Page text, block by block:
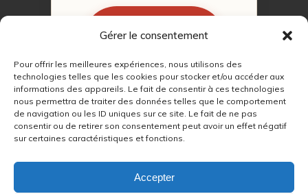
Gérer le consentement
Pour offrir les meilleures expériences, nous utilisons des
technologies telles que les cookies pour stocker et/ou accéder aux
informations des appareils. Le fait de consentir à ces technologies
nous permettra de traiter des données telles que le comportement
de navigation ou les ID uniques sur ce site. Le fait de ne pas
consentir ou de retirer son consentement peut avoir un effet négatif
sur certaines caractéristiques et fonctions.
Accepter
RENDEZ-VOUS
© 2022 – 2026Autour du Feu 77
RGPD